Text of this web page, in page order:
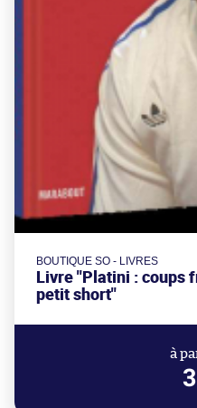
BOUTIQUE SO - LIVRES
Livre "Platini : coups
petit short"
à